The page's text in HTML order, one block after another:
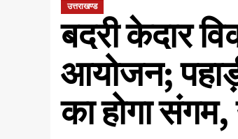
उत्तराखण्ड
बदरी केदार
आयोजन;
का होगा